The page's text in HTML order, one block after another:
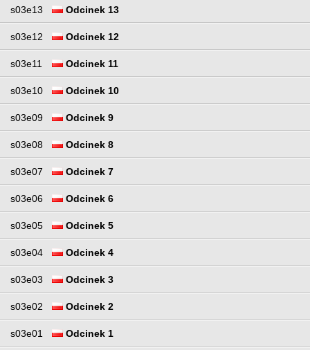
s03e13 Odcinek 13
s03e12 Odcinek 12
s03e11 Odcinek 11
s03e10 Odcinek 10
s03e09 Odcinek 9
s03e08 Odcinek 8
s03e07 Odcinek 7
s03e06 Odcinek 6
s03e05 Odcinek 5
s03e04 Odcinek 4
s03e03 Odcinek 3
s03e02 Odcinek 2
s03e01 Odcinek 1